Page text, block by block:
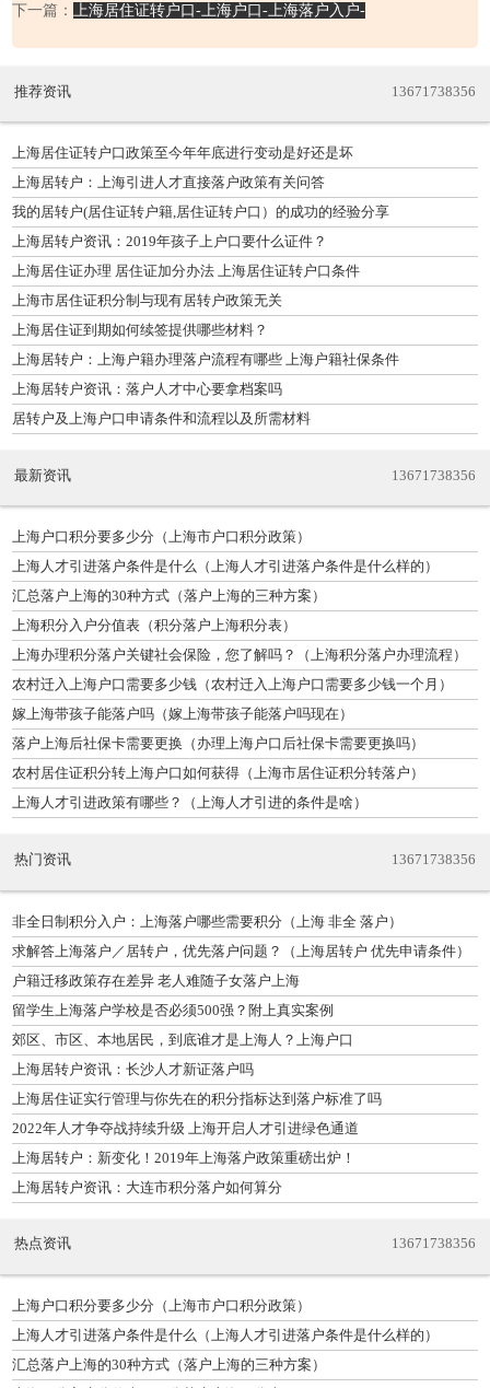
下一篇： 上海居住证转户口-上海户口-上海落户入户-
推荐资讯 13671738356
上海居住证转户口政策至今年年底进行变动是好还是坏
上海居转户：上海引进人才直接落户政策有关问答
我的居转户(居住证转户籍,居住证转户口）的成功的经验分享
上海居转户资讯：2019年孩子上户口要什么证件？
上海居住证办理 居住证加分办法 上海居住证转户口条件
上海市居住证积分制与现有居转户政策无关
上海居住证到期如何续签提供哪些材料？
上海居转户：上海户籍办理落户流程有哪些 上海户籍社保条件
上海居转户资讯：落户人才中心要拿档案吗
居转户及上海户口申请条件和流程以及所需材料
最新资讯 13671738356
上海户口积分要多少分（上海市户口积分政策）
上海人才引进落户条件是什么（上海人才引进落户条件是什么样的）
汇总落户上海的30种方式（落户上海的三种方案）
上海积分入户分值表（积分落户上海积分表）
上海办理积分落户关键社会保险，您了解吗？（上海积分落户办理流程）
农村迁入上海户口需要多少钱（农村迁入上海户口需要多少钱一个月）
嫁上海带孩子能落户吗（嫁上海带孩子能落户吗现在）
落户上海后社保卡需要更换（办理上海户口后社保卡需要更换吗）
农村居住证积分转上海户口如何获得（上海市居住证积分转落户）
上海人才引进政策有哪些？（上海人才引进的条件是啥）
热门资讯 13671738356
非全日制积分入户：上海落户哪些需要积分（上海 非全 落户）
求解答上海落户／居转户，优先落户问题？（上海居转户 优先申请条件）
户籍迁移政策存在差异 老人难随子女落户上海
留学生上海落户学校是否必须500强？附上真实案例
郊区、市区、本地居民，到底谁才是上海人？上海户口
上海居转户资讯：长沙人才新证落户吗
上海居住证实行管理与你先在的积分指标达到落户标准了吗
2022年人才争夺战持续升级 上海开启人才引进绿色通道
上海居转户：新变化！2019年上海落户政策重磅出炉！
上海居转户资讯：大连市积分落户如何算分
热点资讯 13671738356
上海户口积分要多少分（上海市户口积分政策）
上海人才引进落户条件是什么（上海人才引进落户条件是什么样的）
汇总落户上海的30种方式（落户上海的三种方案）